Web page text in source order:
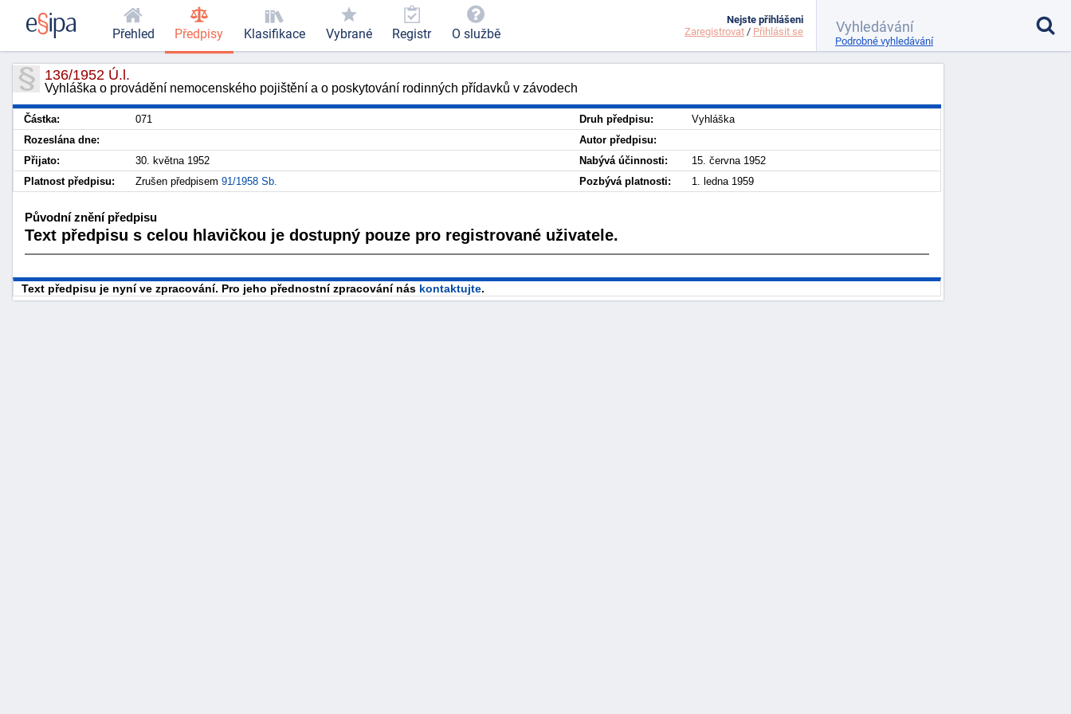
136/1952 Ú.l.
Vyhláška o provádění nemocenského pojištění a o poskytování rodinných přídavků v závodech
Částka: 071 Druh předpisu:
Vyhláška
Rozeslána dne:
Autor předpisu:
Přijato:
30. května 1952 Nabývá účinnosti:
15. června 1952
Platnost předpisu:
Zrušen předpisem 91/1958 Sb. Pozbývá platnosti: 1. ledna 1959
Původní znění předpisu
Text předpisu s celou hlavičkou je dostupný pouze pro registrované uživatele.
Text předpisu je nyní ve zpracování. Pro jeho přednostní zpracování nás kontaktujte.
Přehled Předpisy Klasifikace Vybrané Registr O službě
Nejste přihlášeni
Zaregistrovat / Přihlásit se
Podrobné vyhledávání